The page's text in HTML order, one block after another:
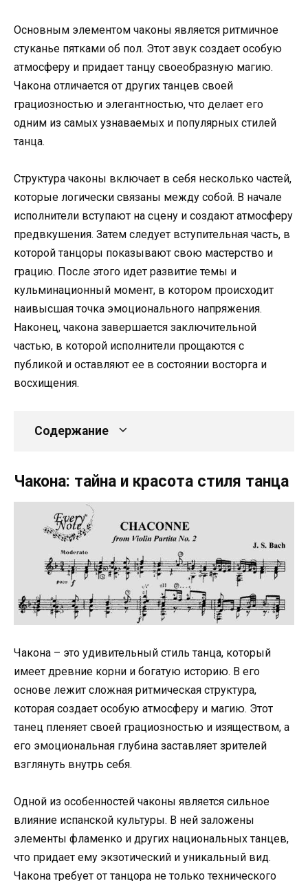
Основным элементом чаконы является ритмичное
стуканье пятками об пол. Этот звук создает особую
атмосферу и придает танцу своеобразную магию.
Чакона отличается от других танцев своей
грациозностью и элегантностью, что делает его
одним из самых узнаваемых и популярных стилей
танца.
Структура чаконы включает в себя несколько частей,
которые логически связаны между собой. В начале
исполнители вступают на сцену и создают атмосферу
предвкушения. Затем следует вступительная часть, в
которой танцоры показывают свою мастерство и
грацию. После этого идет развитие темы и
кульминационный момент, в котором происходит
наивысшая точка эмоционального напряжения.
Наконец, чакона завершается заключительной
частью, в которой исполнители прощаются с
публикой и оставляют ее в состоянии восторга и
восхищения.
Содержание
Чакона: тайна и красота стиля танца
Чакона – это удивительный стиль танца, который
имеет древние корни и богатую историю. В его
основе лежит сложная ритмическая структура,
которая создает особую атмосферу и магию. Этот
танец пленяет своей грациозностью и изяществом, а
его эмоциональная глубина заставляет зрителей
взглянуть внутрь себя.
Одной из особенностей чаконы является сильное
влияние испанской культуры. В ней заложены
элементы фламенко и других национальных танцев,
что придает ему экзотический и уникальный вид.
Чакона требует от танцора не только технического